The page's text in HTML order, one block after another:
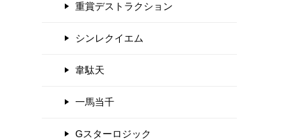
重賞デストラクション
シンレクイエム
韋駄天
一馬当千
Gスターロジック